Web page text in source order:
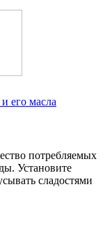
его масла
потребляемых
Установите
сладостями